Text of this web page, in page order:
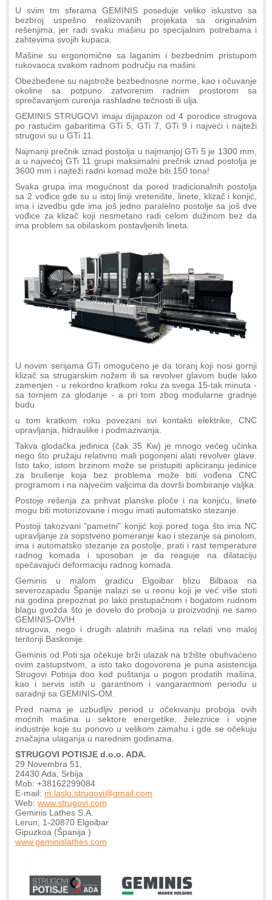
U svim tm sferama GEMINIS poseduje veliko iskustvo sa
bezbroj uspešno realizovanih projekata sa originalnim
rešenjima, jer radi svaku mašinu po specijalnim potrebama i
zahtevima svojih kupaca.
Mašine su ergonomične sa laganim i bezbednim pristupom
rukovaoca svakom radnom području na mašini.
Obezbeđene su najstrože bezbednosne norme, kao i očuvanje
okoline sa potpuno zatvorenim radnim prostorom sa
sprečavanjem curenja rashladne tečnosti ili ulja.
GEMINIS STRUGOVI imaju dijapazon od 4 porodice strugova
po rastućim gabaritima GTi 5, GTi 7, GTi 9 i najveći i najteži
strugovi su u GTi 11.
Najmanji prečnik iznad postolja u najmanjoj GTi 5 je 1300 mm,
a u najvećoj GTi 11 grupi maksimalni prečnik iznad postolja je
3600 mm i najteži radni komad može biti 150 tona!
Svaka grupa ima mogućnost da pored tradicionalnih postolja
sa 2 vođice gde su u istoj liniji vretenište, linete, klizač i konjić,
ima i izvedbu gde ima još jedno paralelno postolje sa još dve
vođice za klizač koji nesmetano radi celom dužinom bez da
ima problem sa obilaskom postavljenih lineta.
U novim serijama GTi omogućeno je da toranj koji nosi gornji
klizač sa strugarskim nožem ili sa revolver glavom bude lako
zamenjen - u rekordno kratkom roku za svega 15-tak minuta -
sa tornjem za glodanje - a pri tom zbog modularne gradnje
budu
u tom kratkom roku povezani svi kontakti elektrike, CNC
upravljanja, hidraulike i podmazivanja.
Takva glodačka jedinica (čak 35 Kw) je mnogo većeg učinka
nego što pružaju relativno mali pogonjeni alati revolver glave.
Isto tako, istom brzinom može se pristupiti apliciranju jedinice
za brušenje koja bez problema može biti vođena CNC
programom i na najvećim valjcima da dovrši bombiranje valjka.
Postoje rešenja za prihvat planske ploče i na konjiću, linete
mogu biti motorizovane i mogu imati automatsko stezanje.
Postoji takozvani "pametni" konjić koji pored toga što ima NC
upravljanje za sopstveno pomeranje kao i stezanje sa pinolom,
ima i automatsko stezanje za postolje, prati i rast temperature
radnog komada i sposoban je da reaguje na dilataciju
spečavajući deformaciju radnog komada.
Geminis u malom gradiću Elgoibar blizu Bilbaoa na
severozapadu Španije nalazi se u reonu koji je već više stoti
na godina prepoznat po lako pristupačnom i bogatom rudnom
blagu gvožda što je dovelo do proboja u proizvodnji ne samo
GEMINIS-OVIH
strugova, nego i drugih alatnih mašina na relati vno maloj
teritoriji Baskonije.
Geminis od Poti sja očekuje brži ulazak na tržište obuhvaćeno
ovim zastupstvom, a isto tako dogovorena je puna asistencija
Strugovi Potisja doo kod puštanja u pogon prodatih mašina,
kao i servis istih u garantnom i vangarantnom periodu u
saradnji sa GEMINIS-OM.
Pred nama je uzbudljiv period u očekivanju proboja ovih
moćnih mašina u sektore energetike, železnice i vojne
industrije koje su ponovo u velikom zamahu i gde se očekuju
značajna ulaganja u narednim godinama.
STRUGOVI POTISJE d.o.o. ADA.
29 Novembra 51,
24430 Ada, Srbija
Mob: +38162299084
E-mail: m.laslo.strugovi@gmail.com
Web: www.strugovi.com
Geminis Lathes S.A.
Lerun, 1-20870 Elgoibar
Gipuzkoa (Španija )
www.geminislathes.com